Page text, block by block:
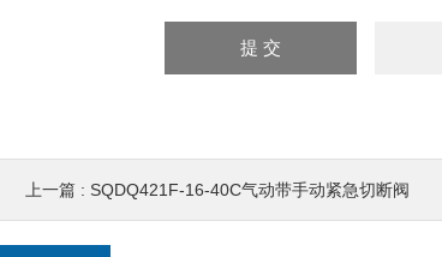
上一篇 : SQDQ421F-16-40C气动带手动紧急切断阀